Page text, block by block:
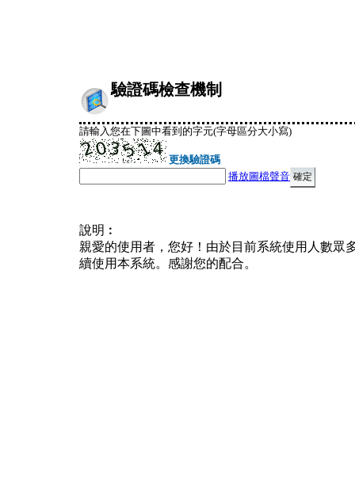
驗證碼檢查機制
請輸入您在下圖中看到的字元(字母區分大小寫)
更換驗證碼
播放圖檔聲音
說明︰
親愛的使用者，您好！由於目前系統使用人數眾
續使用本系統。感謝您的配合。